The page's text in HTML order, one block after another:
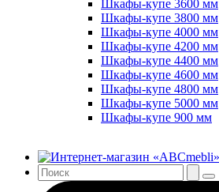
Шкафы-купе 3600 мм
Шкафы-купе 3800 мм
Шкафы-купе 4000 мм
Шкафы-купе 4200 мм
Шкафы-купе 4400 мм
Шкафы-купе 4600 мм
Шкафы-купе 4800 мм
Шкафы-купе 5000 мм
Шкафы-купе 900 мм